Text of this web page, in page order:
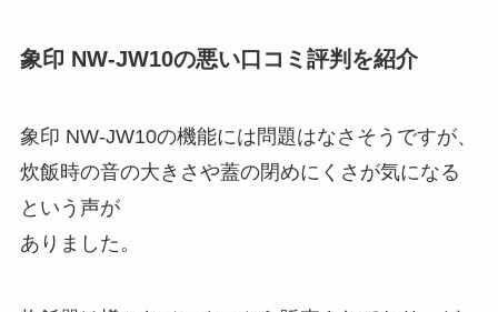
象印 NW-JW10の悪い口コミ評判を紹介
象印 NW-JW10の機能には問題はなさそうですが、
炊飯時の音の大きさや蓋の閉めにくさが気になる
という声が
ありました。